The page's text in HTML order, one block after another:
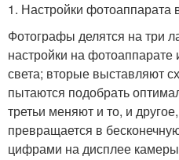
1. Настройки фотоаппарата
Фотографы делятся на три
настройки на фотоаппарате
света; вторые выставляют
пытаются подобрать
третьи меняют и то, и
превращается в
цифрами на дисплее